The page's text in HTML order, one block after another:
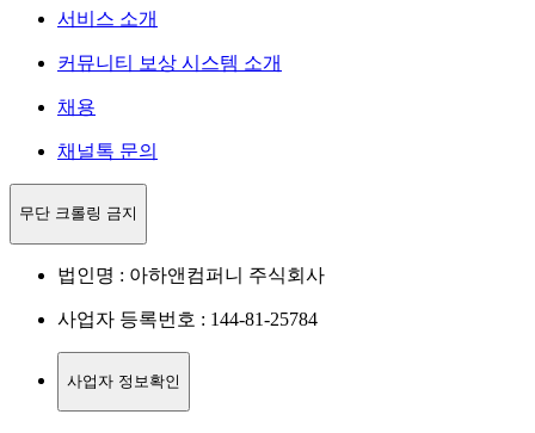
서비스 소개
커뮤니티 보상 시스템 소개
채용
채널톡 문의
무단 크롤링 금지
법인명 : 아하앤컴퍼니 주식회사
사업자 등록번호 : 144-81-25784
사업자 정보확인